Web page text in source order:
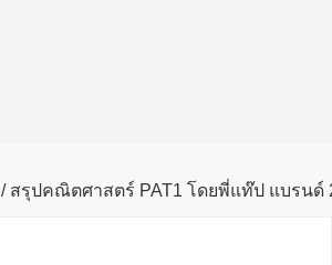
/สรุปคณิตศาสตร์ PAT1 โดยพี่แท๊ป แบรนด์